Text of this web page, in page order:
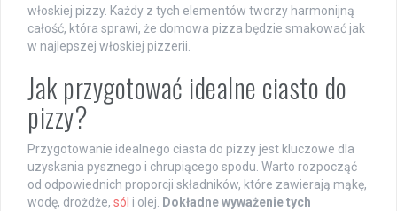
włoskiej pizzy. Każdy z tych elementów tworzy harmonijną
całość, która sprawi, że domowa pizza będzie smakować jak
w najlepszej włoskiej pizzerii.
Jak przygotować idealne ciasto do
pizzy?
Przygotowanie idealnego ciasta do pizzy jest kluczowe dla
uzyskania pysznego i chrupiącego spodu. Warto rozpocząć
od odpowiednich proporcji składników, które zawierają mąkę,
wodę, drożdże, sól i olej.
Dokładne wyważenie tych